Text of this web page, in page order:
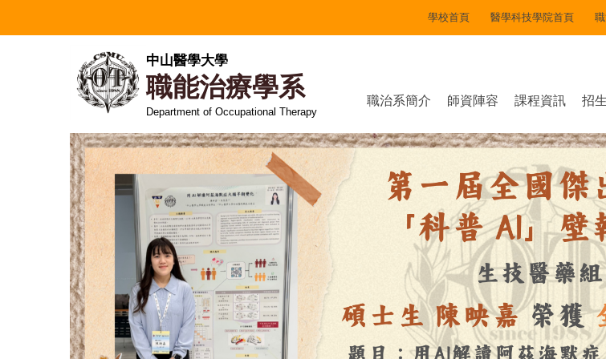
中山醫學大學
職能治療學系
Department of Occupational Therapy
職治系簡介 師資陣容 課程資訊 招
學校首頁 醫學科技學院首頁